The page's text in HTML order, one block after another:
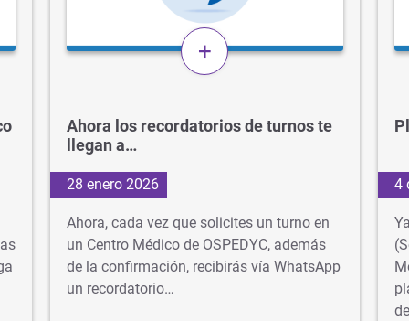
+
Ahora los recordatorios de turnos te
llegan a…
28 enero 2026
Ahora, cada vez que solicites un turno en
un Centro Médico de OSPEDYC, además
de la confirmación, recibirás vía WhatsApp
un recordatorio…
4